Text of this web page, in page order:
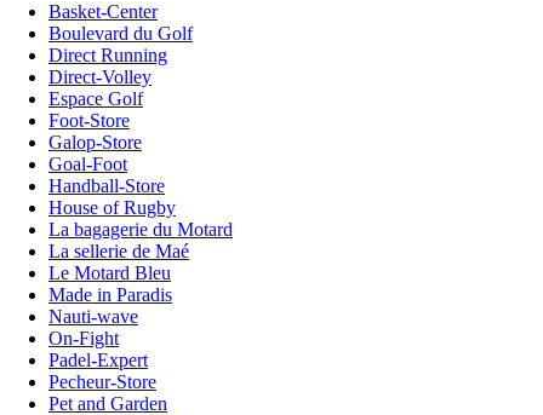
Basket-Center
Boulevard du Golf
Direct Running
Direct-Volley
Espace Golf
Foot-Store
Galop-Store
Goal-Foot
Handball-Store
House of Rugby
La bagagerie du Motard
La sellerie de Maé
Le Motard Bleu
Made in Paradis
Nauti-wave
On-Fight
Padel-Expert
Pecheur-Store
Pet and Garden